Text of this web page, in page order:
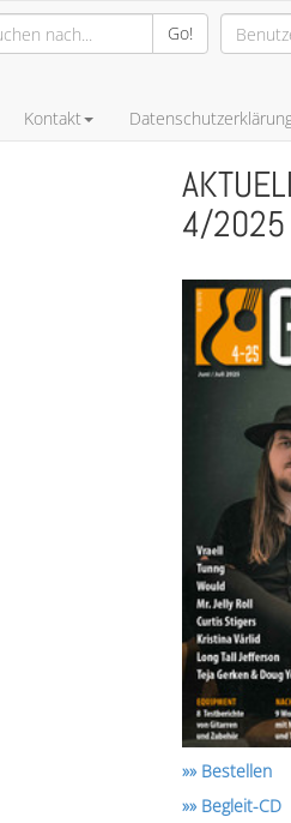
Go!
Kontakt
4/2025
»» Bestellen
»» Begleit-CD